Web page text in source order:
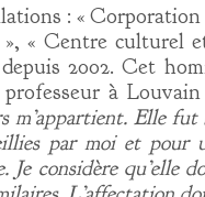
: «
», « Centre
2002. Cet
professeur à
m’appartient. Elle
par moi et
Je considère qu’elle